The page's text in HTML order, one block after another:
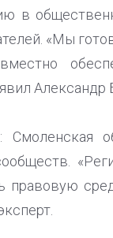
в
«Мы
Александр
правовую